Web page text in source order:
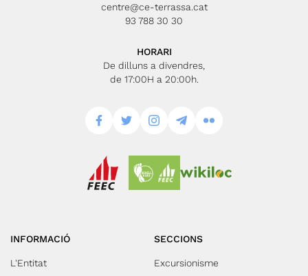
centre@ce-terrassa.cat
93 788 30 30
HORARI
De dilluns a divendres,
de 17:00H a 20:00h.
INFORMACIÓ
L'Entitat
SECCIONS
Excursionisme